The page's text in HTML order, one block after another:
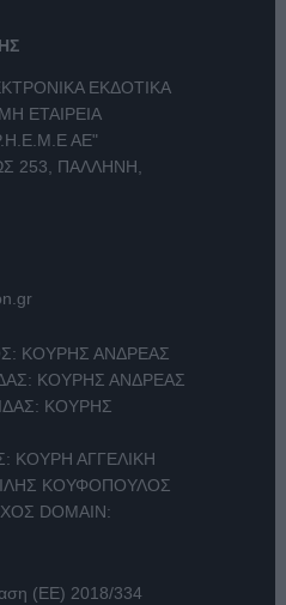
ΕΚΔΟΤΙΚΑ
ΕΤΑΙΡΕΙΑ
ΑΕ"
253, ΠΑΛΛΗΝΗ,
ΚΟΥΡΗΣ ΑΝΔΡΕΑΣ
ΚΟΥΡΗΣ ΑΝΔΡΕΑΣ
ΚΟΥΡΗΣ
ΚΟΥΡΗ ΑΓΓΕΛΙΚΗ
ΚΟΥΦΟΠΟΥΛΟΣ
DOMAIN:
(ΕΕ) 2018/334